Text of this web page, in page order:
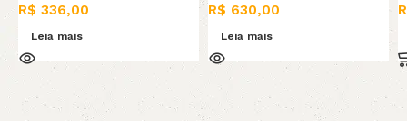
R$ 336,00
Leia mais
R$ 630,00
Leia mais